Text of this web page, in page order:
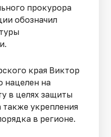
прокурора
обозначил
края Виктор
нацелен на
в целях защиты
также укрепления
в регионе.